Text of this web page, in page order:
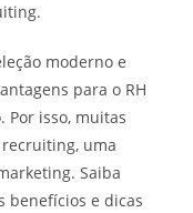
moderno e
para o RH
Por isso, muitas
uma
Saiba
benefícios e dicas